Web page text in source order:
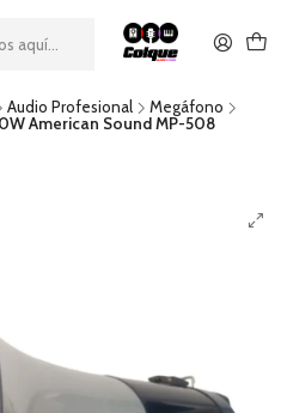
por pago con transferencia bancaria
Este descuento no es
ni aplicable a gastos de envío.
Audio Profesional
Megáfono
American Sound MP-508